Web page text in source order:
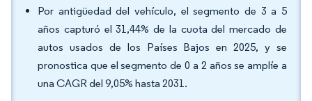
Por antigüedad del vehículo, el segmento de 3 a 5
años capturó el 31,44% de la cuota del mercado de
autos usados de los Países Bajos en 2025, y se
pronostica que el segmento de 0 a 2 años se amplíe a
una CAGR del 9,05% hasta 2031.